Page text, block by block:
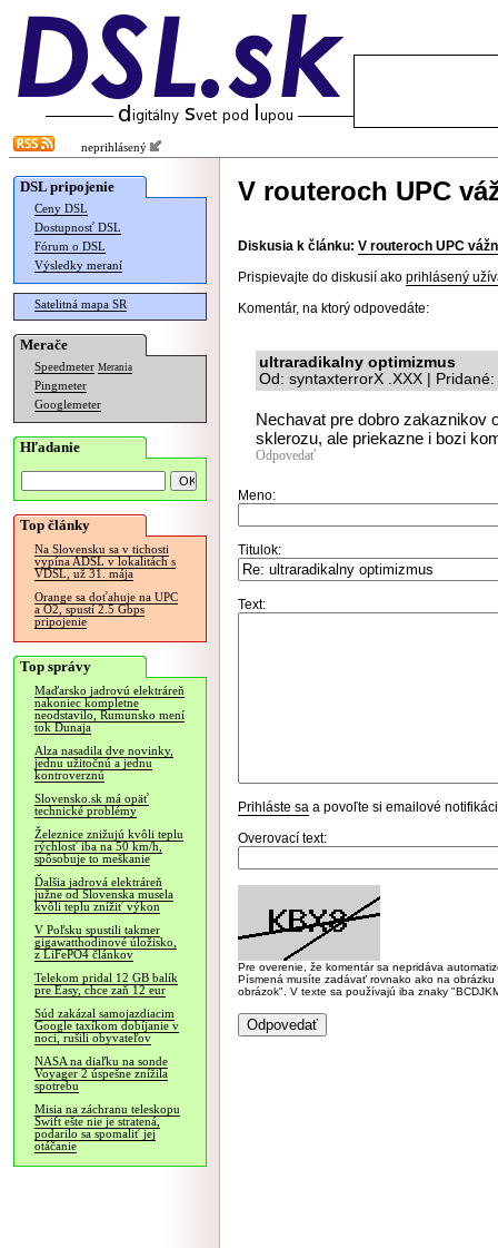
neprihlásený
DSL pripojenie
Ceny DSL
Dostupnosť DSL
Fórum o DSL
Výsledky meraní
Satelitná mapa SR
Merače
Speedmeter Merania
Pingmeter
Googlemeter
Hľadanie
Top články
Na Slovensku sa v tichosti
vypína ADSL v lokalitách s
VDSL, už 31. mája
Orange sa doťahuje na UPC
a O2, spustí 2.5 Gbps
pripojenie
Top správy
Maďarsko jadrovú elektráreň
nakoniec kompletne
neodstavilo, Rumunsko mení
tok Dunaja
Alza nasadila dve novinky,
jednu užitočnú a jednu
kontroverznú
Slovensko.sk má opäť
technické problémy
Železnice znižujú kvôli teplu
rýchlosť iba na 50 km/h,
spôsobuje to meškanie
Ďalšia jadrová elektráreň
južne od Slovenska musela
kvôli teplu znížiť výkon
V Poľsku spustili takmer
gigawatthodinové úložisko,
z LiFePO4 článkov
Telekom pridal 12 GB balík
pre Easy, chce zaň 12 eur
Súd zakázal samojazdiacim
Google taxíkom dobíjanie v
noci, rušili obyvateľov
NASA na diaľku na sonde
Voyager 2 úspešne znížila
spotrebu
Misia na záchranu teleskopu
Swift ešte nie je stratená,
podarilo sa spomaliť jej
otáčanie
V routeroch UPC
Diskusia k článku: V routeroch UPC
Prispievajte do diskusií ako prihlásený
Komentár, na ktorý odpovedáte:
ultraradikalny optimizmus
Od: syntaxterrorX .XXX |
Nechavat pre dobro zakaznikov
sklerozu, ale priekazne i bozi
Odpovedať
Meno:
Titulok:
Text:
Prihláste sa a povoľte si emailové
Overovací text:
Pre overenie, že komentár sa nepridáva
Písmená musíte zadávať rovnako ako na
obrázok". V texte sa používajú iba znaky